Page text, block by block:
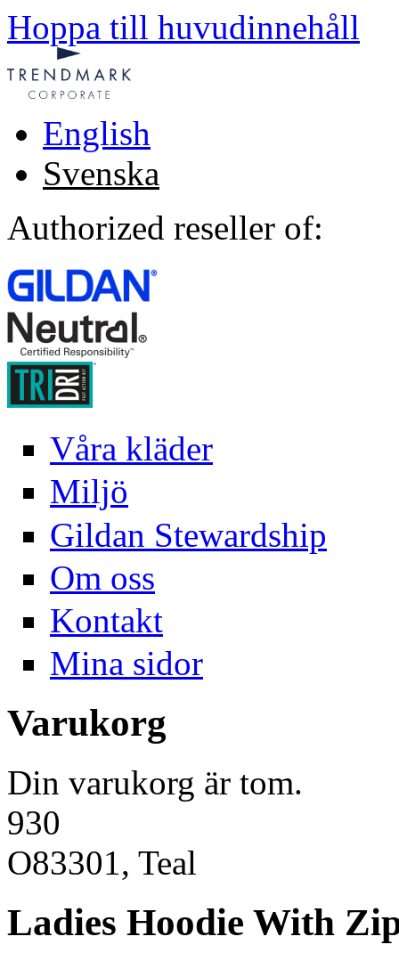
Hoppa till huvudinnehåll
English
Svenska
Authorized reseller of:
Våra kläder
Miljö
Gildan Stewardship
Om oss
Kontakt
Mina sidor
Varukorg
Din varukorg är tom.
930
O83301, Teal
Ladies Hoodie With